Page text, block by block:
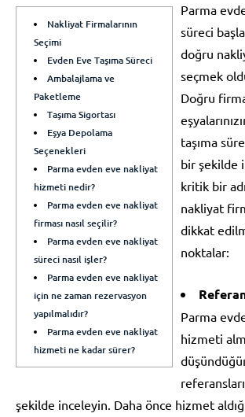
Nakliyat Firmalarının
Seçimi
Evden Eve Taşıma Süreci
Ambalajlama ve
Paketleme
Taşıma Sigortası
Eşya Depolama
Seçenekleri
Parma evden eve nakliyat
hizmeti nedir?
Parma evden eve nakliyat
firması nasıl seçilir?
Parma evden eve nakliyat
süreci nasıl işler?
Parma evden eve nakliyat
için ne zaman rezervasyon
yapılmalıdır?
Parma evden eve nakliyat
hizmeti ne kadar sürer?
Parma
süreci
doğru
seçmek
Doğru
taşıma
bir şekilde
kritik bir
nakliyat
dikkat
noktalar:
Parma
hizmeti
şekilde inceleyin. Daha önce hizmet